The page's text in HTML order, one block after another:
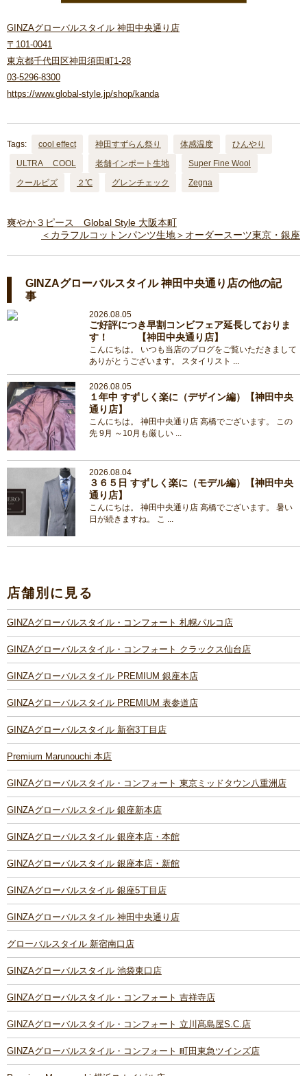
GINZAグローバルスタイル 神田中央通り店
〒101-0041
東京都千代田区神田須田町1-28
03-5296-8300
https://www.global-style.jp/shop/kanda
Tags: cool effect 神田すずらん祭り 体感温度
ひんやり
ULTRA COOL
老舗インポート生地
Super Fine Wool
クールビズ
２℃ グレンチェック Zegna
爽やか３ピース Global Style 大阪本町
＜カラフルコットンパンツ生地＞オーダースーツ東京・銀座
GINZAグローバルスタイル 神田中央通り店の他の記
事
2026.08.05
ご好評につき早割コンビフェア延長しておりま
す！ 【神田中央通り店】
こんにちは。 いつも当店のブログをご覧いただきまして
ありがとうございます。 スタイリスト ...
2026.08.05
１年中 すずしく楽に（デザイン編）【神田中央
通り店】
こんにちは。 神田中央通り店 高橋でございます。 この
先 9月 ～10月も厳しい ...
2026.08.04
３６５日 すずしく楽に（モデル編）【神田中央
通り店】
こんにちは。 神田中央通り店 高橋でございます。 暑い
日が続きますね。 こ ...
店舗別に見る
GINZAグローバルスタイル・コンフォート 札幌パルコ店
GINZAグローバルスタイル・コンフォート クラックス仙台店
GINZAグローバルスタイル PREMIUM 銀座本店
GINZAグローバルスタイル PREMIUM 表参道店
GINZAグローバルスタイル 新宿3丁目店
Premium Marunouchi 本店
GINZAグローバルスタイル・コンフォート 東京ミッドタウン八重洲店
GINZAグローバルスタイル 銀座新本店
GINZAグローバルスタイル 銀座本店・本館
GINZAグローバルスタイル 銀座本店・新館
GINZAグローバルスタイル 銀座5丁目店
GINZAグローバルスタイル 神田中央通り店
グローバルスタイル 新宿南口店
GINZAグローバルスタイル 池袋東口店
GINZAグローバルスタイル・コンフォート 吉祥寺店
GINZAグローバルスタイル・コンフォート 立川髙島屋S.C.店
GINZAグローバルスタイル・コンフォート 町田東急ツインズ店